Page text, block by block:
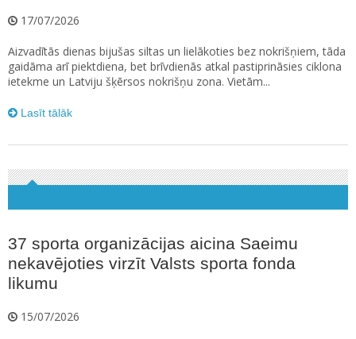
17/07/2026
Aizvadītās dienas bijušas siltas un lielākoties bez nokrišņiem, tāda
gaidāma arī piektdiena, bet brīvdienās atkal pastiprināsies ciklona
ietekme un Latviju šķērsos nokrišņu zona. Vietām...
Lasīt tālāk
37 sporta organizācijas aicina Saeimu
nekavējoties virzīt Valsts sporta fonda
likumu
15/07/2026